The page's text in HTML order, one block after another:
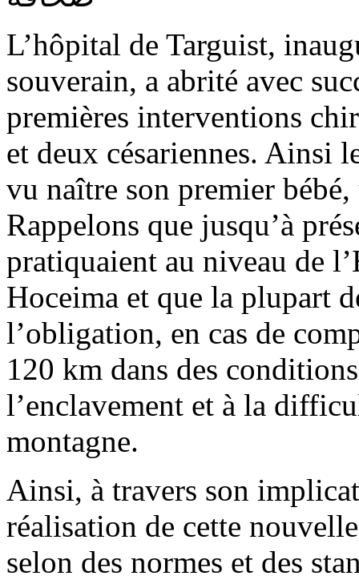
L’hôpital de Targuist,
souverain, a abrité avec
premières interventions
et deux césariennes. Ainsi
vu naître son premier
Rappelons que jusqu’à
pratiquaient au niveau de
Hoceima et que la plupart
l’obligation, en cas de
120 km dans des
l’enclavement et à la
montagne.
Ainsi, à travers son
réalisation de cette
selon des normes et des